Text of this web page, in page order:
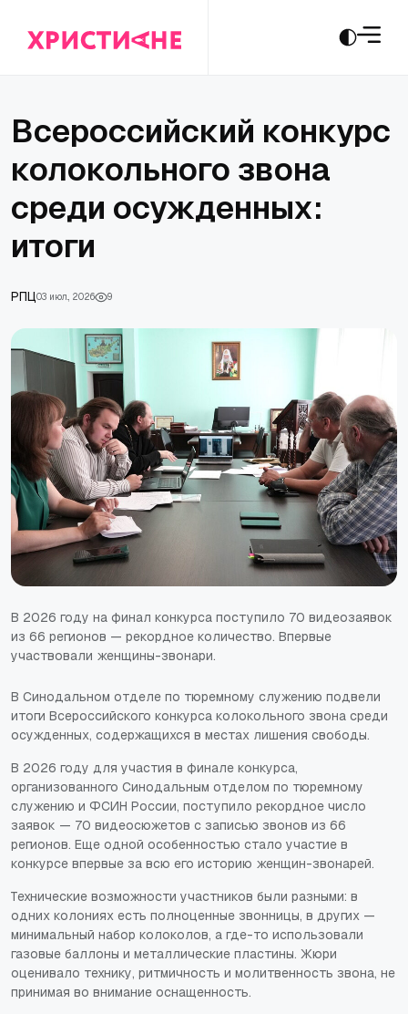
Всероссийский конкурс
колокольного звона
среди осужденных:
итоги
РПЦ03 июл., 2026 9
В 2026 году на финал конкурса поступило 70 видеозаявок
из 66 регионов — рекордное количество. Впервые
участвовали женщины-звонари.
В Синодальном отделе по тюремному служению подвели
итоги Всероссийского конкурса колокольного звона среди
осужденных, содержащихся в местах лишения свободы.
В 2026 году для участия в финале конкурса,
организованного Синодальным отделом по тюремному
служению и ФСИН России, поступило рекордное число
заявок — 70 видеосюжетов с записью звонов из 66
регионов. Еще одной особенностью стало участие в
конкурсе впервые за всю его историю женщин-звонарей.
Технические возможности участников были разными: в
одних колониях есть полноценные звонницы, в других —
минимальный набор колоколов, а где-то использовали
газовые баллоны и металлические пластины. Жюри
оценивало технику, ритмичность и молитвенность звона, не
принимая во внимание оснащенность.